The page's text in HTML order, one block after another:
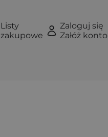
Listy
zakupowe
Zaloguj się
Załóż konto